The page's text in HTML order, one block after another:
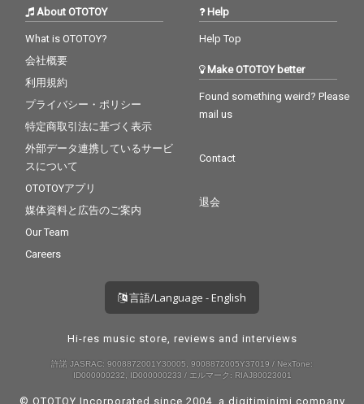
About OTOTOY
What is OTOTOY?
会社概要
利用規約
プライバシー・ポリシー
特定商取引法に基づく表示
外部データ連携しているサービ
スについて
OTOTOYアプリ
媒体資料と広告のご案内
Our Team
Careers
Help
Help Top
Make OTOTOY better
Found something weird? Please
mail us
Contact
退会
言語/Language - English
Hi-res music store, reviews and interviews
許諾 JASRAC: 9008872001Y30005, 9008872005Y37019 / NexTone:
ID000000232, ID000000233 / エルマーク: RIAJ80023001
© OTOTOY Incorporated since 2004, a digitiminimi company